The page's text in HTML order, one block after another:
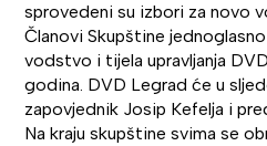
sprovedeni su izbori za novo
Članovi Skupštine
vodstvo i tijela upravljanja
godina. DVD Legrad će u
zapovjednik Josip Kefelja i
Na kraju skupštine svima se